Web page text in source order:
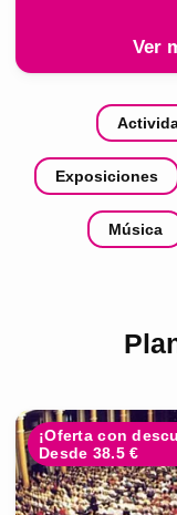
Ver
Exposiciones
Música
¡Oferta con
Desde 38.5 €